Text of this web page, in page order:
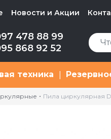
Новости и Акции
478 88 99
868 92 52
техника
Пила циркулярная